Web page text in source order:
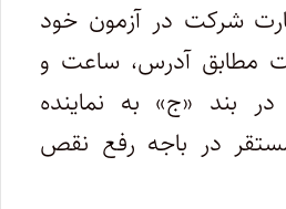
شرکت در آزمون خود
مطابق آدرس، ساعت و
بند «ج» به نماینده
در باجه‌ رفع نقص